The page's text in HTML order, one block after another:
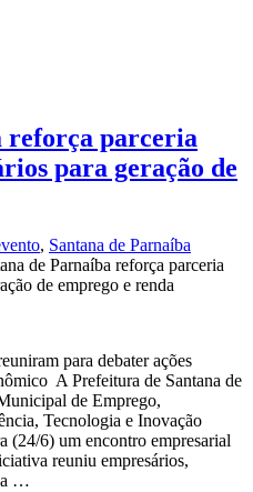
reforça parceria
para geração de
, Santana de Parnaíba
de Parnaíba reforça parceria
de emprego e renda
para debater ações
A Prefeitura de Santana de
de Emprego,
Tecnologia e Inovação
(24/6) um encontro empresarial
reuniu empresários,
…